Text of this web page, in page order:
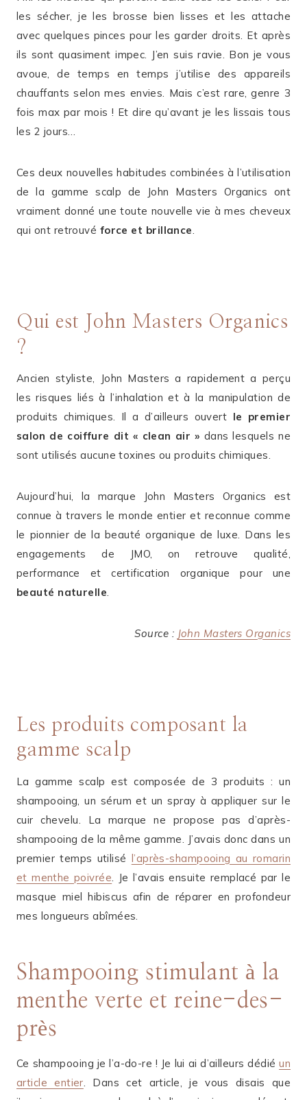
les sécher, je les brosse bien lisses et les attache
avec quelques pinces pour les garder droits. Et après
ils sont quasiment impec. J’en suis ravie. Bon je vous
avoue, de temps en temps j’utilise des appareils
chauffants selon mes envies. Mais c’est rare, genre 3
fois max par mois ! Et dire qu’avant je les lissais tous
les 2 jours…
Ces deux nouvelles habitudes combinées à l’utilisation
de la gamme scalp de John Masters Organics ont
vraiment donné une toute nouvelle vie à mes cheveux
qui ont retrouvé force et brillance
Qui est John Masters Organics
?
Ancien styliste, John Masters a rapidement a perçu
les risques liés à l’inhalation et à la manipulation de
produits chimiques. Il a d’ailleurs ouvert le premier
salon de coiffure dit « clean air » dans lesquels ne
sont utilisés aucune toxines ou produits chimiques.
Aujourd’hui, la marque John Masters Organics est
connue à travers le monde entier et reconnue comme
le pionnier de la beauté organique de luxe. Dans les
engagements de JMO, on retrouve qualité,
performance et certification organique pour une
beauté naturelle
Source : John Masters Organics
Les produits composant la
gamme scalp
La gamme scalp est composée de 3 produits : un
shampooing, un sérum et un spray à appliquer sur le
cuir chevelu. La marque ne propose pas d’après-
shampooing de la même gamme. J’avais donc dans un
premier temps utilisé l’après-shampooing au romarin
et menthe poivrée . Je l’avais ensuite remplacé par le
masque miel hibiscus afin de réparer en profondeur
mes longueurs abîmées.
Shampooing stimulant à la
menthe verte et reine-des-
près
Ce shampooing je l’a-do-re ! Je lui ai d’ailleurs dédiéun
article entier . Dans cet article, je vous disais que